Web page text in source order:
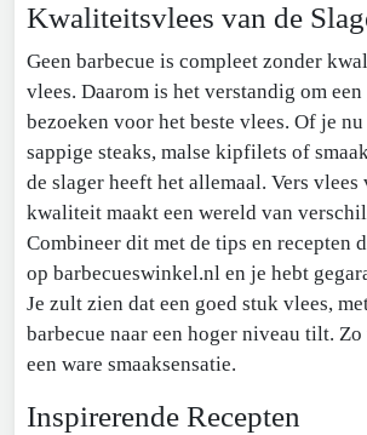
Kwaliteitsvlees van de
Geen barbecue is compleet zonder
vlees. Daarom is het verstandig om een
bezoeken voor het beste vlees. Of je
sappige steaks, malse kipfilets of
de slager heeft het allemaal. Vers vlees
kwaliteit maakt een wereld van
Combineer dit met de tips en recepten
op barbecueswinkel.nl en je hebt
Je zult zien dat een goed stuk vlees,
barbecue naar een hoger niveau tilt.
een ware smaaksensatie.
Inspirerende Recepten